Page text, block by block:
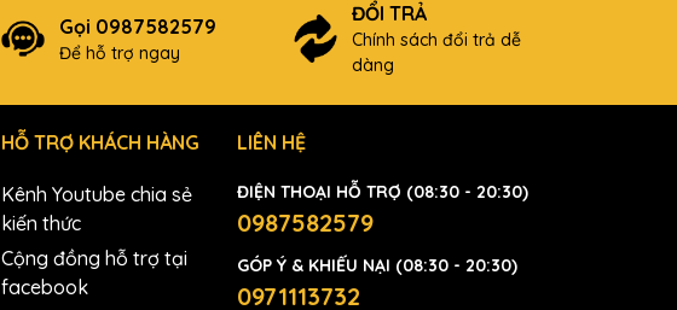
Gọi 0987582579
Để hỗ trợ ngay
ĐỔI TRẢ
Chính sách đổi trả dễ
dàng
HỖ TRỢ KHÁCH HÀNG
Kênh Youtube chia sẻ
kiến thức
Cộng đồng hỗ trợ tại
facebook
LIÊN HỆ
ĐIỆN THOẠI HỖ TRỢ (08:30 - 20:30)
0987582579
GÓP Ý & KHIẾU NẠI (08:30 - 20:30)
0971113732